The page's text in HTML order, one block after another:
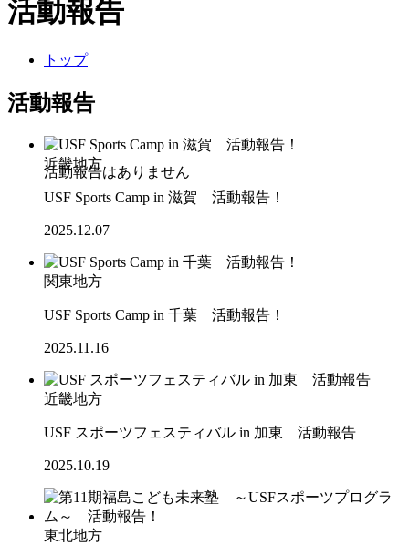
活動報告
トップ
活動報告
近畿地方
USF Sports Camp in 滋賀 活動報告！
2025.12.07
関東地方
USF Sports Camp in 千葉 活動報告！
2025.11.16
近畿地方
USF スポーツフェスティバル in 加東 活動報告
2025.10.19
東北地方